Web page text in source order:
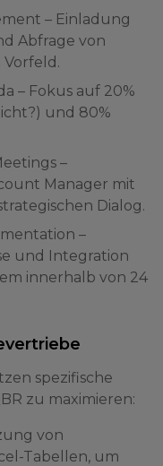
– Einladung
Abfrage von
– Fokus auf 20%
und 80%
–
Manager mit
Dialog.
–
und Integration
innerhalb von 24
spezifische
zu maximieren:
von
Tabellen, um